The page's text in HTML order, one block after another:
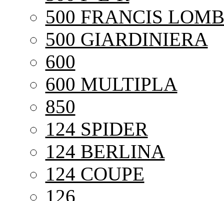
500 FRANCIS
500 GIARDINIERA
600
600 MULTIPLA
850
124 SPIDER
124 BERLINA
124 COUPE
126